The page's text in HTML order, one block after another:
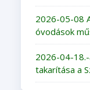
2026-05-08
óvodások
2026-04-
takarítása a